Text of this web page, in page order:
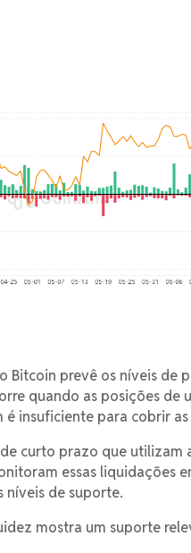
prevê os níveis de
quando as posições de
insuficiente para cobrir
curto prazo que
essas liquidações
de suporte.
mostra um suporte